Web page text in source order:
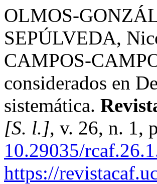
OLMOS-
SEPÚLVEDA,
CAMPOS-
considerados en
sistemática.
[S. l.], v. 26, n. 1,
10.29035/
https://